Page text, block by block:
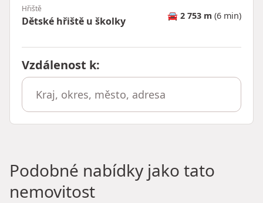
Hřiště
Dětské hřiště u školky 🚘 2 753 m (6 min)
Vzdálenost k:
Podobné nabídky jako tato
nemovitost